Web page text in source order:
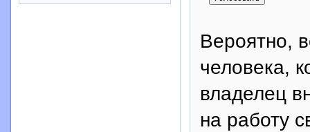
Вероятно,
человека,
владелец
на работу